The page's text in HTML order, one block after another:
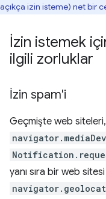
açıkça izin isteme) net bir
İzin istemek
ilgili zorluklar
İzin spam'i
Geçmişte web siteleri,
yanı sıra bir web